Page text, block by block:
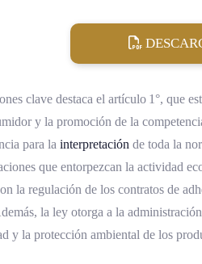
clave destaca el artículo 1°, que
y la promoción de la
para la interpretación de toda la
que entorpezcan la actividad
la regulación de los contratos de
la ley otorga a la
y la protección ambiental de los